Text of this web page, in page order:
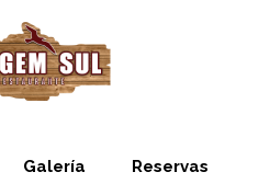
Galería Reservas